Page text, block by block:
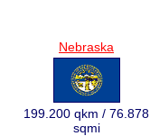
Nebraska
199.200 qkm / 76.878
sqmi